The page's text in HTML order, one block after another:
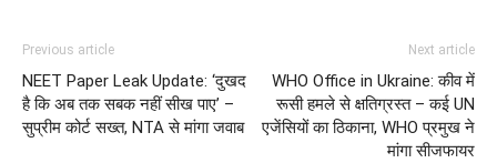
Previous article
NEET Paper Leak Update: ‘दुखद
है कि अब तक सबक नहीं सीख पाए’ –
सुप्रीम कोर्ट सख्त, NTA से मांगा जवाब
Next article
WHO Office in Ukraine: कीव में
रूसी हमले से क्षतिग्रस्त – कई UN
एजेंसियों का ठिकाना, WHO प्रमुख ने
मांगा सीजफायर